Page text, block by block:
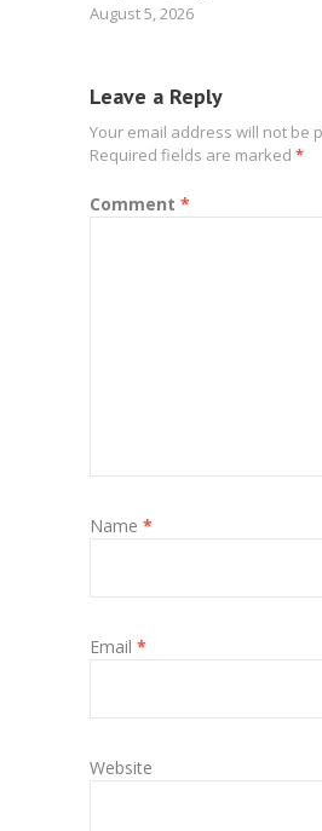
August 5, 2026
Leave a Reply
Your email address will not be
Required fields are marked *
Comment *
Name *
Email *
Website